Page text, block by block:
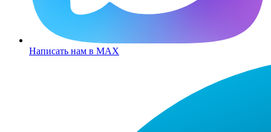
Написать нам в MAX